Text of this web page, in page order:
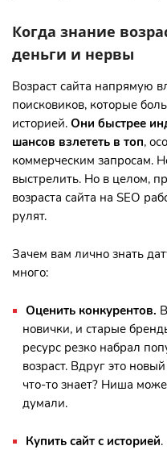
Когда знание
деньги и нервы
Возраст сайта напрямую
поисковиков, которые
историей. Они быстрее
шансов взлететь в топ,
коммерческим запросам.
выстрелить. Но в целом,
возраста сайта на SEO
рулят.
Зачем вам лично знать
много:
Оценить конкурентов.
новички, и старые
ресурс резко набрал
возраст. Вдруг это
что-то знает? Ниша
думали.
Купить сайт с историей